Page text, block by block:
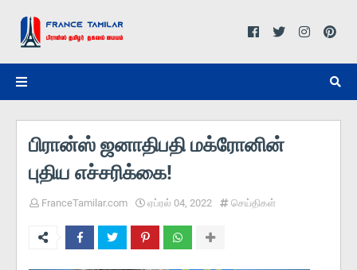
பிரான்ஸ் ஜனாதிபதி மக்ரோனின்
புதிய எச்சரிக்கை!
FranceTamilar.com ஏப்ரல் 04, 2022 செய்திகள்